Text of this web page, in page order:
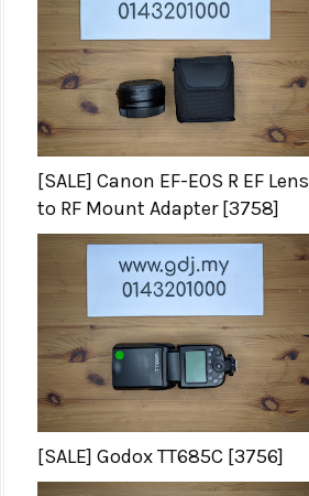
[SALE] Canon EF-EOS R EF Lens
to RF Mount Adapter [3758]
[SALE] Godox TT685C [3756]